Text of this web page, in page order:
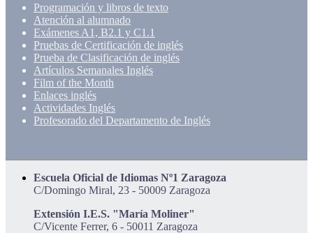
Programación y libros de texto
Atención al alumnado
Exámenes A1, B2.1 y C1.1
Pruebas de Certificación de inglés
Prueba de Clasificación de inglés
Artículos Semanales Inglés
Film of the Month
Enlaces inglés
Actividades Inglés
Profesorado del Departamento de Inglés
Escuela Oficial de Idiomas Nº1 Zaragoza
C/Domingo Miral, 23 - 50009 Zaragoza
Extensión I.E.S. "María Moliner"
C/Vicente Ferrer, 6 - 50011 Zaragoza